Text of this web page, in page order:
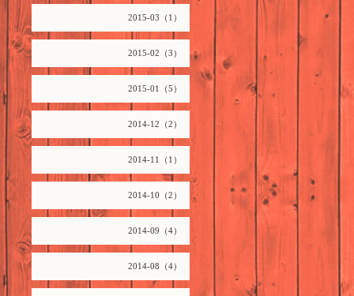
2015-03（1）
2015-02（3）
2015-01（5）
2014-12（2）
2014-11（1）
2014-10（2）
2014-09（4）
2014-08（4）